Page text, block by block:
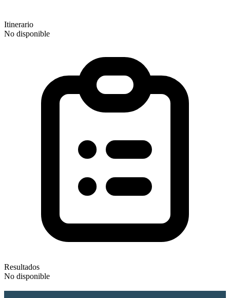
Itinerario
No disponible
Resultados
No disponible